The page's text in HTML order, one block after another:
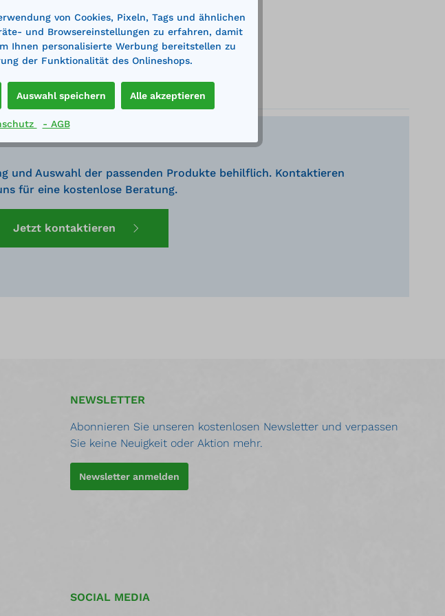
und Auswahl der passenden Produkte behilflich. Kontaktieren
für eine kostenlose Beratung.
Jetzt kontaktieren
NEWSLETTER
Abonnieren Sie unseren kostenlosen Newsletter und verpassen
Sie keine Neuigkeit oder Aktion mehr.
Newsletter anmelden
SOCIAL MEDIA
von Cookies, Pixeln, Tags und ähnlichen
und Browsereinstellungen zu erfahren, damit
Ihnen personalisierte Werbung bereitstellen zu
der Funktionalität des Onlineshops.
Auswahl speichern Alle akzeptieren
- AGB